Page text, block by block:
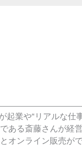
起業や“リアルな仕
ある斎藤さんが経
オンライン販売が